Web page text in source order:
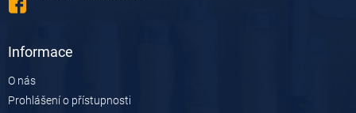
Informace
O nás
Prohlášení o přístupnosti